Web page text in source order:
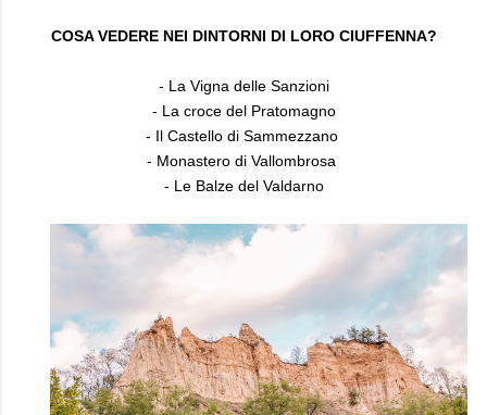
COSA VEDERE NEI DINTORNI DI LORO CIUFFENNA?
- La Vigna delle Sanzioni
- La croce del Pratomagno
- Il Castello di Sammezzano
- Monastero di Vallombrosa
- Le Balze del Valdarno